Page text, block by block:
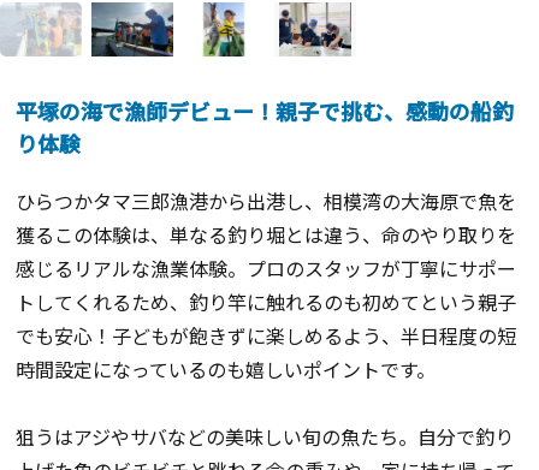
平塚の海で漁師デビュー！親子で挑む、感動の船釣
り体験
ひらつかタマ三郎漁港から出港し、相模湾の大海原で魚を
獲るこの体験は、単なる釣り堀とは違う、命のやり取りを
感じるリアルな漁業体験。プロのスタッフが丁寧にサポー
トしてくれるため、釣り竿に触れるのも初めてという親子
でも安心！子どもが飽きずに楽しめるよう、半日程度の短
時間設定になっているのも嬉しいポイントです。
狙うはアジやサバなどの美味しい旬の魚たち。自分で釣り